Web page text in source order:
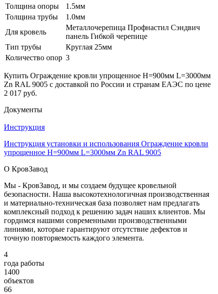
Толщина опоры
1.5мм
Толщина трубы
1.0мм
Для кровель
Металлочерепица Профнастил Сэндвич
панель Гибкой черепице
Тип трубы
Круглая 25мм
Количество опор 3
Купить Ограждение кровли упрощенное H=900мм L=3000мм
Zn RAL 9005 с доставкой по России и странам ЕАЭС по цене
2 017 руб.
Документы
Инструкция
Инструкция установки и использования Ограждение кровли
упрощенное H=900мм L=3000мм Zn RAL 9005
О КровЗавод
Мы - КровЗавод, и мы создаем будущее кровельной
безопасности. Наша высокотехнологичная производственная
и материально-техническая база позволяет нам предлагать
комплексный подход к решению задач наших клиентов. Мы
гордимся нашими современными производственными
линиями, которые гарантируют отсутствие дефектов и
точную повторяемость каждого элемента.
4
года работы
1400
объектов
66